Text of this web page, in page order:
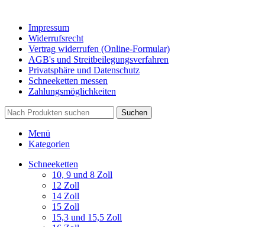
Impressum
Widerrufsrecht
Vertrag widerrufen (Online-Formular)
AGB's und Streitbeilegungsverfahren
Privatsphäre und Datenschutz
Schneeketten messen
Zahlungsmöglichkeiten
Suchen
Menü
Kategorien
Schneeketten
10, 9 und 8 Zoll
12 Zoll
14 Zoll
15 Zoll
15,3 und 15,5 Zoll